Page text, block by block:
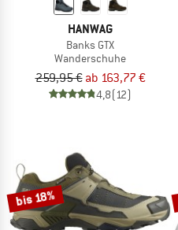
HANWAG
Banks GTX
Wanderschuhe
259,95 € ab 163,77 €
4,8(12)
bis 18%